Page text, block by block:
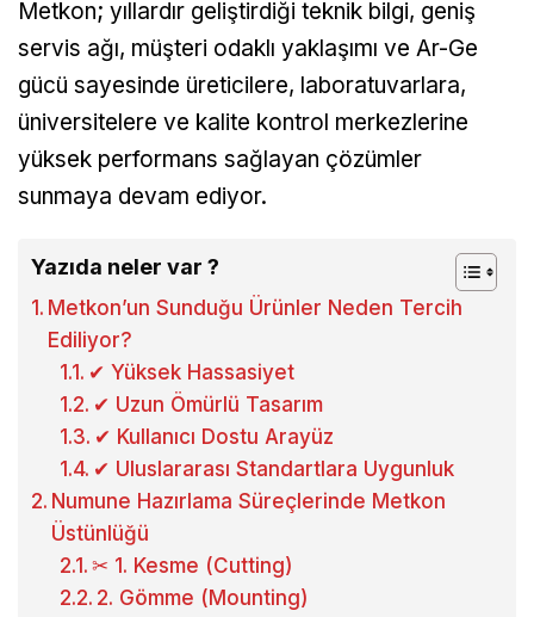
Metkon; yıllardır geliştirdiği teknik bilgi, geniş
servis ağı, müşteri odaklı yaklaşımı ve Ar-Ge
gücü sayesinde üreticilere, laboratuvarlara,
üniversitelere ve kalite kontrol merkezlerine
yüksek performans sağlayan çözümler
sunmaya devam ediyor.
Yazıda neler var ?
Metkon’un Sunduğu Ürünler Neden Tercih
Ediliyor?
✔ Yüksek Hassasiyet
✔ Uzun Ömürlü Tasarım
✔ Kullanıcı Dostu Arayüz
✔ Uluslararası Standartlara Uygunluk
Numune Hazırlama Süreçlerinde Metkon
Üstünlüğü
✂ 1. Kesme (Cutting)
2. Gömme (Mounting)